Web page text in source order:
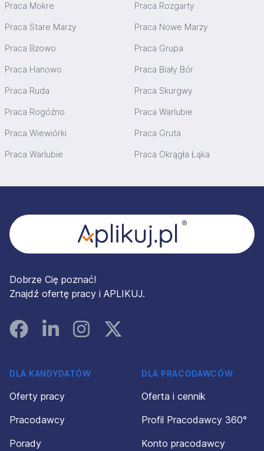
Praca Mokre Praca Rozgarty
Praca Stare Marzy Praca Nowe Marzy
Praca Bzowo Praca Grupa
Praca Hanowo Praca Biały Bór
Praca Ruda Praca Skurgwy
Praca Rogóźno Praca Warlubie
Praca Wiewiórki Praca Gruta
Praca Warlubie Praca Okrągła Łąka
Dobrze Cię poznać!
Znajdź ofertę pracy i APLIKUJ.
FacebookLinked InInstagramInstagram
DLA KANDYDATÓW
Oferty pracy
Pracodawcy
Porady
DLA PRACODAWCÓW
Oferta i cennik
Profil Pracodawcy 360°
Konto pracodawcy